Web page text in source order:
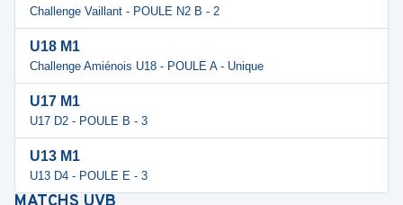
Challenge Vaillant - POULE N2 B - 2
U18 M1
Challenge Amiénois U18 - POULE A - Unique
U17 M1
U17 D2 - POULE B - 3
U13 M1
U13 D4 - POULE E - 3